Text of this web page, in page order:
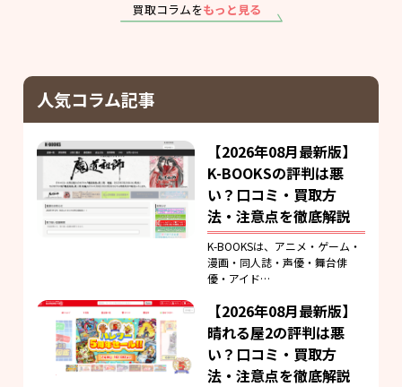
買取コラムをもっと見る
人気コラム記事
【2026年08月最新版】
K-BOOKSの評判は悪
い？口コミ・買取方
法・注意点を徹底解説
K-BOOKSは、アニメ・ゲーム・
漫画・同人誌・声優・舞台俳
優・アイド…
【2026年08月最新版】
晴れる屋2の評判は悪
い？口コミ・買取方
法・注意点を徹底解説